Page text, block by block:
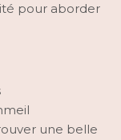
pour aborder
une belle